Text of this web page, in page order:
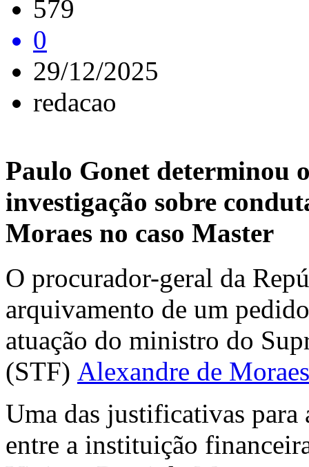
579
0
29/12/2025
redacao
Paulo Gonet determinou
investigação sobre
Moraes no caso Master
O procurador-geral da
arquivamento de um
atuação do ministro do
(STF) Alexandre de Moraes
Uma das justificativas para
entre a instituição